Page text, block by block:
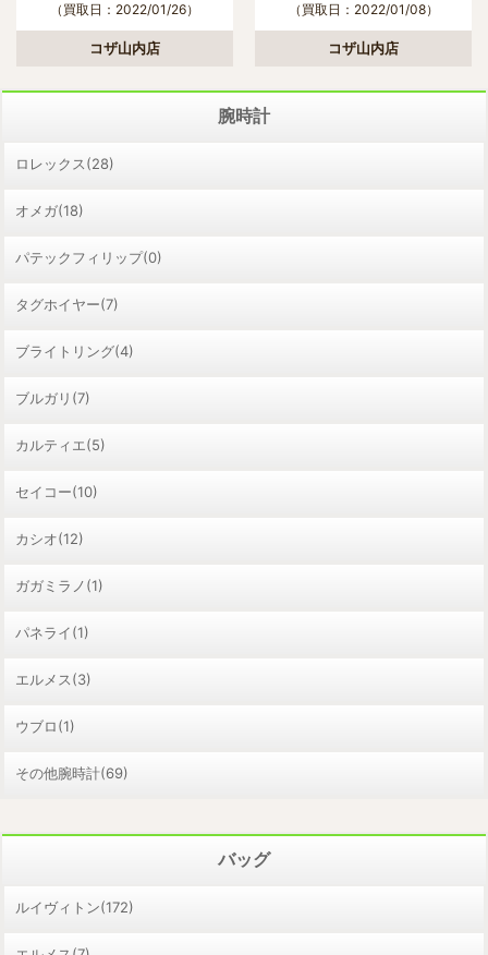
（買取日：2022/01/26）
コザ山内店
（買取日：2022/01/08）
コザ山内店
腕時計
ロレックス(28)
オメガ(18)
パテックフィリップ(0)
タグホイヤー(7)
ブライトリング(4)
ブルガリ(7)
カルティエ(5)
セイコー(10)
カシオ(12)
ガガミラノ(1)
パネライ(1)
エルメス(3)
ウブロ(1)
その他腕時計(69)
バッグ
ルイヴィトン(172)